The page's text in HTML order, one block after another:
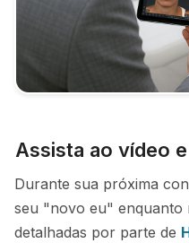
Assista ao vídeo
Durante sua próxima
seu "novo eu" enquanto
detalhadas por parte de